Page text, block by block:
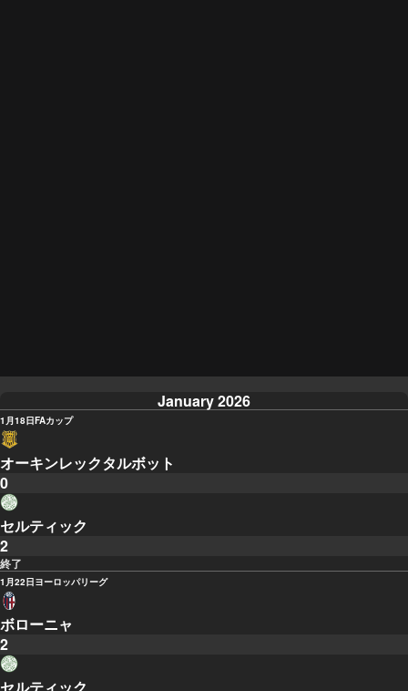
January 2026
1月18日FAカップ
オーキンレックタルボット
0
セルティック
2
終了
1月22日ヨーロッパリーグ
ボローニャ
2